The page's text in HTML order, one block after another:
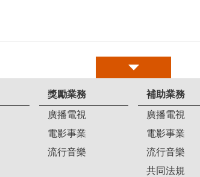
獎勵業務
廣播電視
電影事業
流行音樂
補助業務
廣播電視
電影事業
流行音樂
共同法規